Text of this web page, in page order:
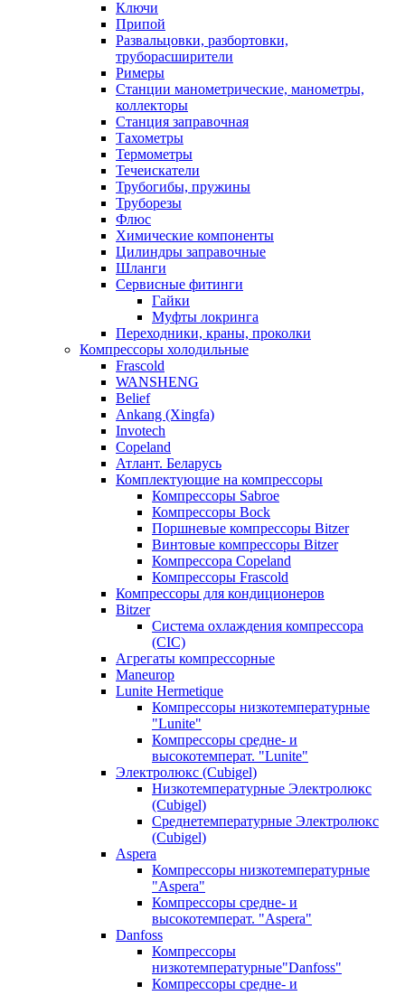
Ключи
Припой
Развальцовки, разбортовки,
труборасширители
Римеры
Станции манометрические, манометры,
коллекторы
Станция заправочная
Тахометры
Термометры
Течеискатели
Трубогибы, пружины
Труборезы
Флюс
Химические компоненты
Цилиндры заправочные
Шланги
Сервисные фитинги
Гайки
Муфты локринга
Переходники, краны, проколки
Компрессоры холодильные
Frascold
WANSHENG
Belief
Ankang (Xingfa)
Invotech
Copeland
Атлант. Беларусь
Комплектующие на компрессоры
Компрессоры Sabroe
Компрессоры Bock
Поршневые компрессоры Bitzer
Винтовые компрессоры Bitzer
Компрессора Copeland
Компрессоры Frascold
Компрессоры для кондиционеров
Bitzer
Система охлаждения компрессора
(CIC)
Агрегаты компрессорные
Maneurop
Lunite Hermetique
Компрессоры низкотемпературные
"Lunite"
Компрессоры средне- и
высокотемперат. "Lunite"
Электролюкс (Cubigel)
Низкотемпературные Электролюкс
(Cubigel)
Среднетемпературные Электролюкс
(Cubigel)
Aspera
Компрессоры низкотемпературные
"Aspera"
Компрессоры средне- и
высокотемперат. "Aspera"
Danfoss
Компрессоры
низкотемпературные"Danfoss"
Компрессоры средне- и